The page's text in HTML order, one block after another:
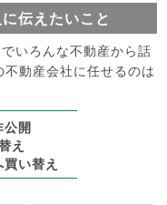
伝えたいこと
いろんな不動産から話
動産会社に任せるのは
開
え
い替え